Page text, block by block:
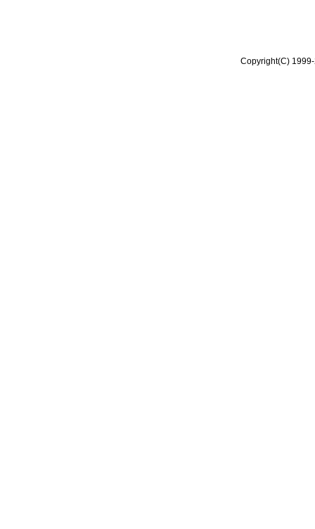
Copyright(C)